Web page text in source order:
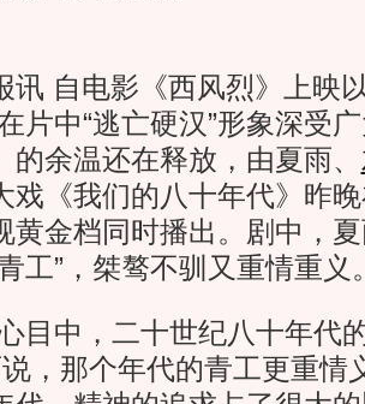
电影《西风烈》上映
片中“逃亡硬汉”形象深受
的余温还在释放，由夏雨、
戏《我们的八十年代》昨
黄金档同时播出。剧中，
工”，桀骜不驯又重情重义
中，二十世纪八十年代的
说，那个年代的青工更重